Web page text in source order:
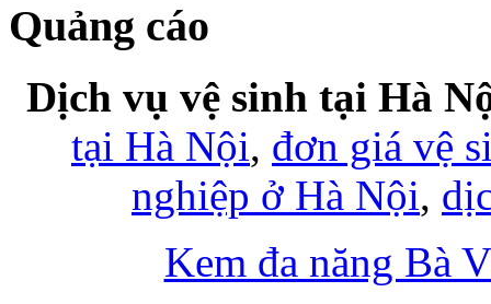
Quảng cáo
Dịch vụ vệ sinh tại Hà
tại Hà Nội, đơn giá vệ
nghiệp ở Hà Nội,
Kem đa năng Bà